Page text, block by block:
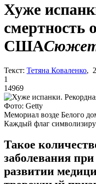
Хуже
смертность
США
Текст: Тетяна Коваленко,
1
14969
Фото: Getty
Мемориал возде Белого
Каждый флаг
Такое
заболевания
развитии